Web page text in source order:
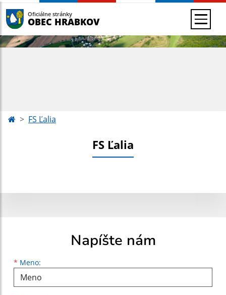
Oficiálne stránky
OBEC HRABKOV
FS Ľalia
FS Ľalia
Napíšte nám
* Meno:
Meno
Priezvisko
E-mailová adresa